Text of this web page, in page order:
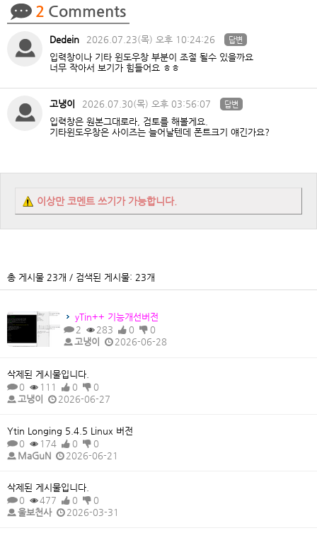
2 Comments
Dedein 2026.07.23(목) 오후 10:24:26 답변
입력창이나 기타 윈도우창 부분이 조절 될수 있을까요
너무 작아서 보기가 힘들어요 ㅎㅎ
고냉이 2026.07.30(목) 오후 03:56:07 답변
입력창은 원본그대로라, 검토를 해볼게요.
기타윈도우창은 사이즈는 늘어날텐데 폰트크기 얘긴가요?
이상만 코멘트 쓰기가 가능합니다.
총 게시물 23개 / 검색된 게시물: 23개
yTin++ 기능개선버전
2
283 0
0
고냉이
2026-06-28
삭제된 게시물입니다.
0
111 0
0
고냉이
2026-06-27
Ytin Longing 5.4.5 Linux 버전
0
174 0
0
MaGuN
2026-06-21
삭제된 게시물입니다.
0
477 0
0
울보천사
2026-03-31